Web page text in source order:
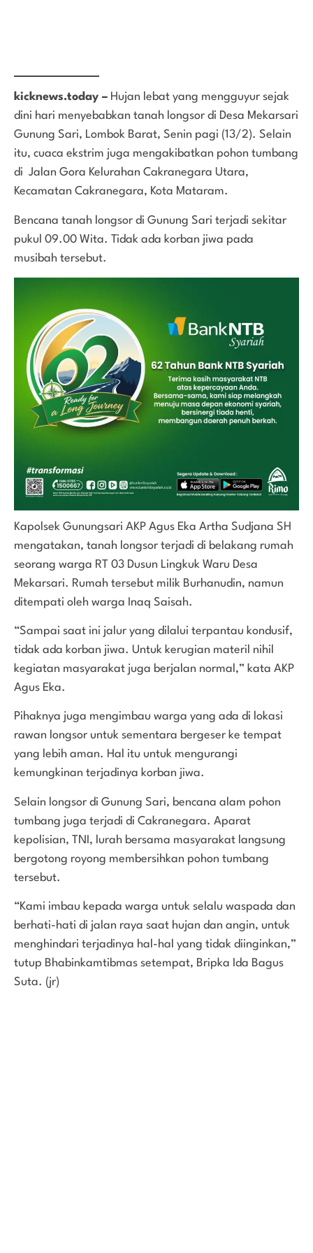
kicknews.today – Hujan lebat yang mengguyur sejak
dini hari menyebabkan tanah longsor di Desa Mekarsari
Gunung Sari, Lombok Barat, Senin pagi (13/2). Selain
itu, cuaca ekstrim juga mengakibatkan pohon tumbang
di Jalan Gora Kelurahan Cakranegara Utara,
Kecamatan Cakranegara, Kota Mataram.
Bencana tanah longsor di Gunung Sari terjadi sekitar
pukul 09.00 Wita. Tidak ada korban jiwa pada
musibah tersebut.
Kapolsek Gunungsari AKP Agus Eka Artha Sudjana SH
mengatakan, tanah longsor terjadi di belakang rumah
seorang warga RT 03 Dusun Lingkuk Waru Desa
Mekarsari. Rumah tersebut milik Burhanudin, namun
ditempati oleh warga Inaq Saisah.
“Sampai saat ini jalur yang dilalui terpantau kondusif,
tidak ada korban jiwa. Untuk kerugian materil nihil
kegiatan masyarakat juga berjalan normal,” kata AKP
Agus Eka.
Pihaknya juga mengimbau warga yang ada di lokasi
rawan longsor untuk sementara bergeser ke tempat
yang lebih aman. Hal itu untuk mengurangi
kemungkinan terjadinya korban jiwa.
Selain longsor di Gunung Sari, bencana alam pohon
tumbang juga terjadi di Cakranegara. Aparat
kepolisian, TNI, lurah bersama masyarakat langsung
bergotong royong membersihkan pohon tumbang
tersebut.
“Kami imbau kepada warga untuk selalu waspada dan
berhati-hati di jalan raya saat hujan dan angin, untuk
menghindari terjadinya hal-hal yang tidak diinginkan,”
tutup Bhabinkamtibmas setempat, Bripka Ida Bagus
Suta. (jr)